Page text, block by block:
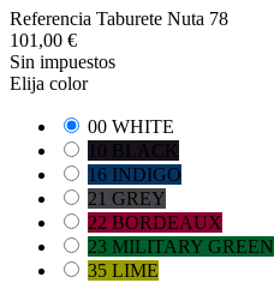
Referencia Taburete Nuta 78
101,00 €
Sin impuestos
Elija color
00 WHITE
10 BLACK
16 INDIGO
21 GREY
22 BORDEAUX
23 MILITARY GREEN
35 LIME